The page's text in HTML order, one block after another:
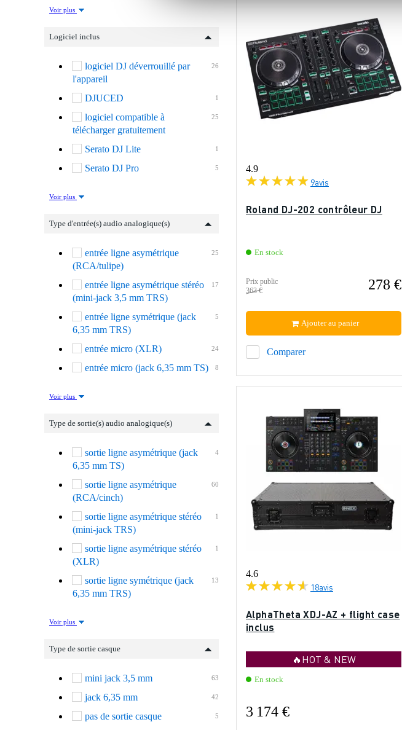
Voir plus
Logiciel inclus
26
logiciel DJ déverrouillé par
l'appareil
1
DJUCED
25
logiciel compatible à
télécharger gratuitement
1
Serato DJ Lite
5
Serato DJ Pro
Voir plus
Type d'entrée(s) audio analogique(s)
25
entrée ligne asymétrique
(RCA/tulipe)
17
entrée ligne asymétrique stéréo
(mini-jack 3,5 mm TRS)
5
entrée ligne symétrique (jack
6,35 mm TRS)
24
entrée micro (XLR)
8
entrée micro (jack 6,35 mm TS)
Voir plus
Type de sortie(s) audio analogique(s)
4
sortie ligne asymétrique (jack
6,35 mm TS)
60
sortie ligne asymétrique
(RCA/cinch)
1
sortie ligne asymétrique stéréo
(mini-jack TRS)
1
sortie ligne asymétrique stéréo
(XLR)
13
sortie ligne symétrique (jack
6,35 mm TRS)
Voir plus
Type de sortie casque
63
mini jack 3,5 mm
42
jack 6,35 mm
5
pas de sortie casque
4.9
9avis
Roland DJ-202 contrôleur DJ
En stock
Prix public
363 €
278 €
Comparer
Ajouter au panier
4.6
18avis
AlphaTheta XDJ-AZ + flight case
inclus
🔥HOT & NEW
En stock
3 174 €